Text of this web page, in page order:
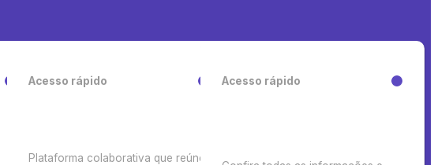
Acesso rápido
Plataforma colaborativa que reúne
Acesso rápido